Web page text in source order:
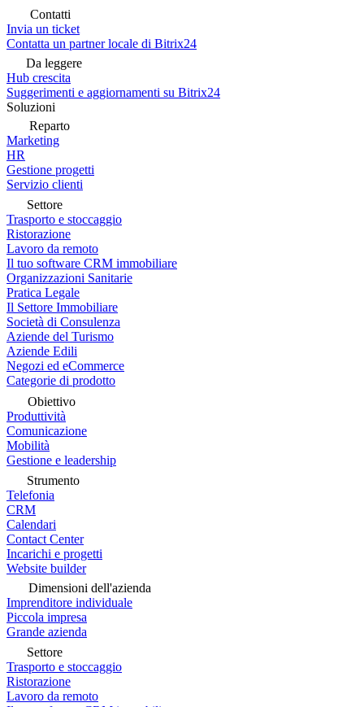
Contatti
Invia un ticket
Contatta un partner locale di Bitrix24
Da leggere
Hub crescita
Suggerimenti e aggiornamenti su Bitrix24
Soluzioni
Reparto
Marketing
HR
Gestione progetti
Servizio clienti
Settore
Trasporto e stoccaggio
Ristorazione
Lavoro da remoto
Il tuo software CRM immobiliare
Organizzazioni Sanitarie
Pratica Legale
Il Settore Immobiliare
Società di Consulenza
Aziende del Turismo
Aziende Edili
Negozi ed eCommerce
Categorie di prodotto
Obiettivo
Produttività
Comunicazione
Mobilità
Gestione e leadership
Strumento
Telefonia
CRM
Calendari
Contact Center
Incarichi e progetti
Website builder
Dimensioni dell'azienda
Imprenditore individuale
Piccola impresa
Grande azienda
Settore
Trasporto e stoccaggio
Ristorazione
Lavoro da remoto